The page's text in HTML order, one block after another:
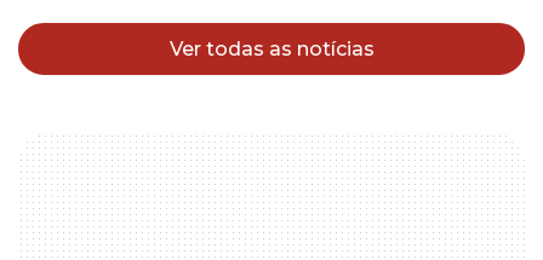
Ver todas as notícias